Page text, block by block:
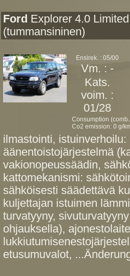
Ford Explorer 4.0
(tummansininen)
Ensirek. : 05/00
Vm. : -
Kats.
voim. :
01/28
Consumption
Co2 emission: 0 g/
ilmastointi,
äänentoistojärjestelmä
vakionopeussäädin,
kattomekanismi:
sähköisesti säädettävä
kuljettajan istuimen
turvatyyny,
ohjauksella),
etusumuvalot,